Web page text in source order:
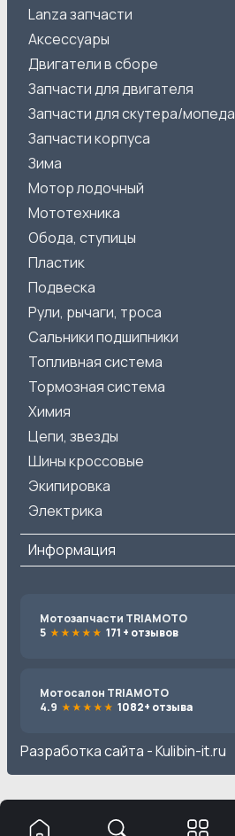
Lanza запчасти
Аксессуары
Двигатели в сборе
Запчасти для двигателя
Запчасти для скутера/мопеда
Запчасти корпуса
Зима
Мотор лодочный
Мототехника
Обода, ступицы
Пластик
Подвеска
Рули, рычаги, троса
Сальники подшипники
Топливная система
Тормозная система
Химия
Цепи, звезды
Шины кроссовые
Экипировка
Электрика
Информация
Мотозапчасти TRIAMOTO
5
171 + отзывов
Мотосалон TRIAMOTO
4.9
1082+ отзыва
Разработка сайта -Kulibin-it.ru